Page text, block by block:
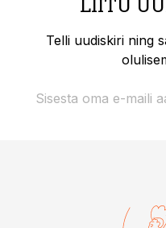
Telli uudiskiri ning